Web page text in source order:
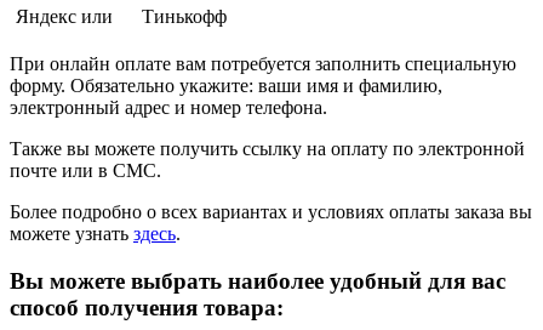
Яндекс или
Тинькофф
При онлайн оплате вам потребуется заполнить специальную
форму. Обязательно укажите: ваши имя и фамилию,
электронный адрес и номер телефона.
Также вы можете получить ссылку на оплату по электронной
почте или в СМС.
Более подробно о всех вариантах и условиях оплаты заказа вы
можете узнать здесь.
Вы можете выбрать наиболее удобный для вас
способ получения товара: